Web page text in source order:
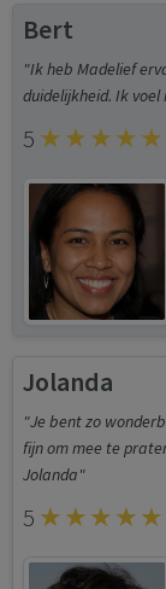
Bert
"Ik heb Madelief
duidelijkheid. Ik
5
Jolanda
"Je bent zo
fijn om mee te
Jolanda"
5